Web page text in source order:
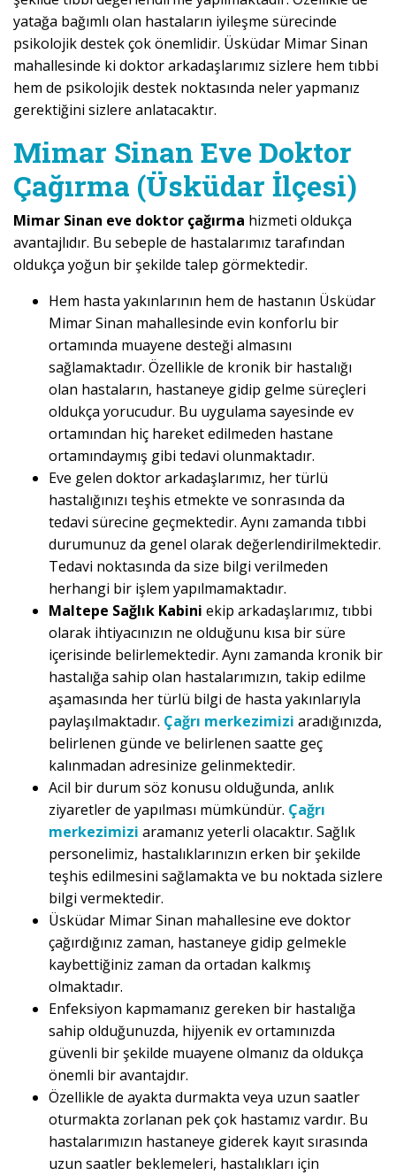
yatağa bağımlı olan hastaların iyileşme sürecinde
psikolojik destek çok önemlidir. Üsküdar Mimar Sinan
mahallesinde ki doktor arkadaşlarımız sizlere hem tıbbi
hem de psikolojik destek noktasında neler yapmanız
gerektiğini sizlere anlatacaktır.
Mimar Sinan Eve Doktor
Çağırma (Üsküdar İlçesi)
Mimar Sinan eve doktor çağırma hizmeti oldukça
avantajlıdır. Bu sebeple de hastalarımız tarafından
oldukça yoğun bir şekilde talep görmektedir.
Hem hasta yakınlarının hem de hastanın Üsküdar
Mimar Sinan mahallesinde evin konforlu bir
ortamında muayene desteği almasını
sağlamaktadır. Özellikle de kronik bir hastalığı
olan hastaların, hastaneye gidip gelme süreçleri
oldukça yorucudur. Bu uygulama sayesinde ev
ortamından hiç hareket edilmeden hastane
ortamındaymış gibi tedavi olunmaktadır.
Eve gelen doktor arkadaşlarımız, her türlü
hastalığınızı teşhis etmekte ve sonrasında da
tedavi sürecine geçmektedir. Aynı zamanda tıbbi
durumunuz da genel olarak değerlendirilmektedir.
Tedavi noktasında da size bilgi verilmeden
herhangi bir işlem yapılmamaktadır.
Maltepe Sağlık Kabini ekip arkadaşlarımız, tıbbi
olarak ihtiyacınızın ne olduğunu kısa bir süre
içerisinde belirlemektedir. Aynı zamanda kronik bir
hastalığa sahip olan hastalarımızın, takip edilme
aşamasında her türlü bilgi de hasta yakınlarıyla
paylaşılmaktadır. Çağrı merkezimizi aradığınızda,
belirlenen günde ve belirlenen saatte geç
kalınmadan adresinize gelinmektedir.
Acil bir durum söz konusu olduğunda, anlık
ziyaretler de yapılması mümkündür. Çağrı
merkezimizi aramanız yeterli olacaktır. Sağlık
personelimiz, hastalıklarınızın erken bir şekilde
teşhis edilmesini sağlamakta ve bu noktada sizlere
bilgi vermektedir.
Üsküdar Mimar Sinan mahallesine eve doktor
çağırdığınız zaman, hastaneye gidip gelmekle
kaybettiğiniz zaman da ortadan kalkmış
olmaktadır.
Enfeksiyon kapmamanız gereken bir hastalığa
sahip olduğunuzda, hijyenik ev ortamınızda
güvenli bir şekilde muayene olmanız da oldukça
önemli bir avantajdır.
Özellikle de ayakta durmakta veya uzun saatler
oturmakta zorlanan pek çok hastamız vardır. Bu
hastalarımızın hastaneye giderek kayıt sırasında
uzun saatler beklemeleri, hastalıkları için